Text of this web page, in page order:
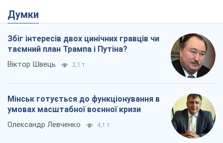
Думки
Збіг інтересів двох цинічних гравців чи
таємний план Трампа і Путіна?
Віктор Швець 2,1 т.
Мінськ готується до функціонування в
умовах масштабної воєнної кризи
Олександр Левченко 4,1 т.